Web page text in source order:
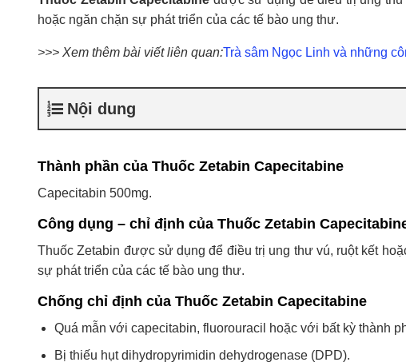
hoặc ngăn chặn sự phát triển của các tế bào ung thư.
>>> Xem thêm bài viết liên quan:Trà sâm Ngọc Linh và những
Nội dung
Thành phần của Thuốc Zetabin Capecitabine
Capecitabin 500mg.
Công dụng – chỉ định của Thuốc Zetabin
Thuốc Zetabin được sử dụng để điều trị ung thư vú, ruột kết
sự phát triển của các tế bào ung thư.
Chống chỉ định của Thuốc Zetabin Capecitabine
Quá mẫn với capecitabin, fluorouracil hoặc với bất kỳ thành
Bị thiếu hụt dihydropyrimidin dehydrogenase (DPD).